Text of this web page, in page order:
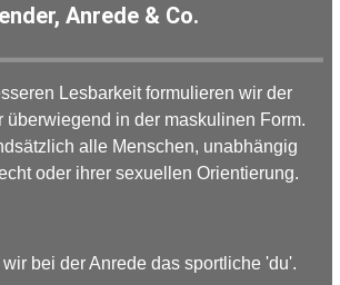
Anrede & Co.
Lesbarkeit formulieren wir der
überwiegend in der maskulinen Form.
alle Menschen, unabhängig
oder ihrer sexuellen Orientierung.
bei der Anrede das sportliche 'du'.